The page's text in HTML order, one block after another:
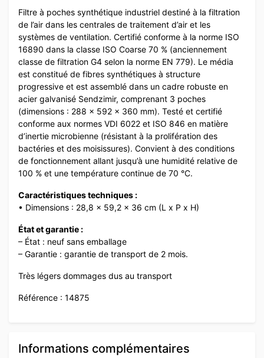
Filtre à poches synthétique industriel destiné à la filtration
de l’air dans les centrales de traitement d’air et les
systèmes de ventilation. Certifié conforme à la norme ISO
16890 dans la classe ISO Coarse 70 % (anciennement
classe de filtration G4 selon la norme EN 779). Le média
est constitué de fibres synthétiques à structure
progressive et est assemblé dans un cadre robuste en
acier galvanisé Sendzimir, comprenant 3 poches
(dimensions : 288 x 592 x 360 mm). Testé et certifié
conforme aux normes VDI 6022 et ISO 846 en matière
d’inertie microbienne (résistant à la prolifération des
bactéries et des moisissures). Convient à des conditions
de fonctionnement allant jusqu’à une humidité relative de
100 % et une température continue de 70 °C.
Caractéristiques techniques :
• Dimensions : 28,8 x 59,2 x 36 cm (L x P x H)
État et garantie :
– État : neuf sans emballage
– Garantie : garantie de transport de 2 mois.
Très légers dommages dus au transport
Référence : 14875
Informations complémentaires